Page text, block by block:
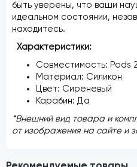
быть уверены, что ваши
идеальном состоянии,
находитесь.
Характеристики:
Совместимость: Pods
Материал: Силикон
Цвет: Сиреневый
Карабин: Да
*Внешний вид товара и
от изображения на сайте и